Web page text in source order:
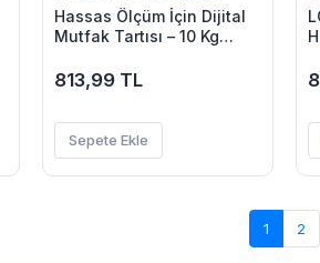
Hassas Ölçüm İçin Dijital
Mutfak Tartısı – 10 Kg
813,99 TL
Sepete Ekle
1 2